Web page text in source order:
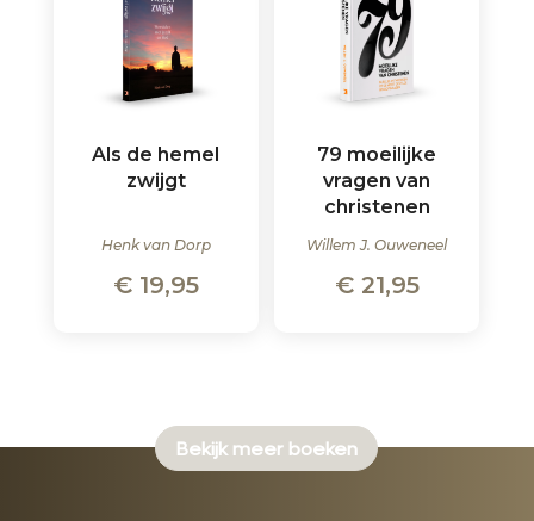
Als de hemel
zwijgt
Henk van Dorp
€19,95
79 moeilijke
vragen van
christenen
Willem J. Ouweneel
€21,95
Bekijk meer boeken